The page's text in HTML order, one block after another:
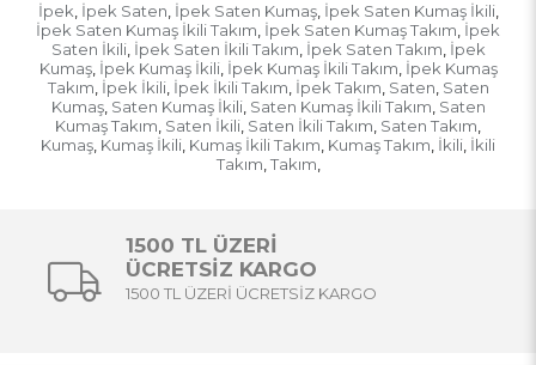
İpek, İpek Saten, İpek Saten Kumaş, İpek Saten Kumaş İkili,
İpek Saten Kumaş İkili Takım, İpek Saten Kumaş Takım, İpek
Saten İkili, İpek Saten İkili Takım, İpek Saten Takım, İpek
Kumaş, İpek Kumaş İkili, İpek Kumaş İkili Takım, İpek Kumaş
Takım, İpek İkili, İpek İkili Takım, İpek Takım, Saten, Saten
Kumaş, Saten Kumaş İkili, Saten Kumaş İkili Takım, Saten
Kumaş Takım, Saten İkili, Saten İkili Takım, Saten Takım,
Kumaş, Kumaş İkili, Kumaş İkili Takım, Kumaş Takım, İkili, İkili
Takım, Takım,
1500 TL ÜZERİ
ÜCRETSİZ KARGO
1500 TL ÜZERİ ÜCRETSİZ KARGO